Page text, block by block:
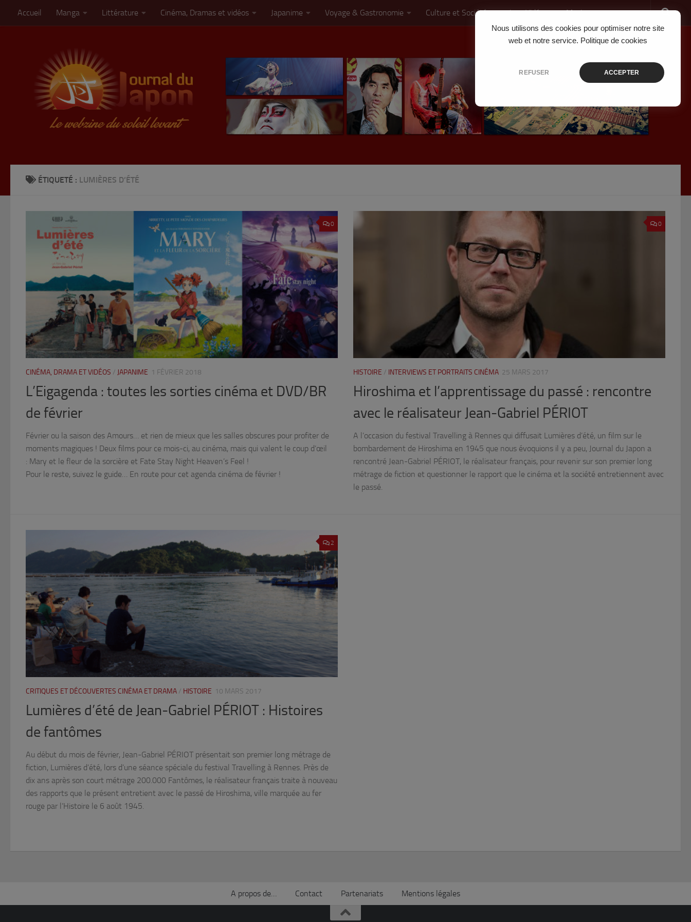
Nous utilisons des cookies pour optimiser notre site
web et notre service. Politique de cookies
REFUSER ACCEPTER
Skip to content
Accueil Manga Littérature Cinéma, Dramas et vidéos Japanime Voyage & Gastronomie Culture et Société Jeux Vidéo Musique
ÉTIQUETÉ : LUMIÈRES D’ÉTÉ
0
CINÉMA, DRAMA ET VIDÉOS / JAPANIME 1 FÉVRIER 2018
L’Eigagenda : toutes les sorties cinéma et DVD/BR
de février
Février ou la saison des Amours… et rien de mieux que les salles obscures pour profiter de
moments magiques ! Deux films pour ce mois-ci, au cinéma, mais qui valent le coup d’œil
: Mary et le fleur de la sorcière et Fate Stay Night Heaven’s Feel !
Pour le reste, suivez le guide… En route pour cet agenda cinéma de février !
0
HISTOIRE / INTERVIEWS ET PORTRAITS CINÉMA 25 MARS 2017
Hiroshima et l’apprentissage du passé : rencontre
avec le réalisateur Jean-Gabriel PÉRIOT
A l’occasion du festival Travelling à Rennes qui diffusait Lumières d’été, un film sur le
bombardement de Hiroshima en 1945 que nous évoquions il y a peu, Journal du Japon a
rencontré Jean-Gabriel PÉRIOT, le réalisateur français, pour revenir sur son premier long
métrage de fiction et questionner le rapport que le cinéma et la société entretiennent avec
le passé.
2
CRITIQUES ET DÉCOUVERTES CINÉMA ET DRAMA / HISTOIRE 10 MARS 2017
Lumières d’été de Jean-Gabriel PÉRIOT : Histoires
de fantômes
Au début du mois de février, Jean-Gabriel PÉRIOT présentait son premier long métrage de
fiction, Lumières d’été, lors d’une séance spéciale du festival Travelling à Rennes. Près de
dix ans après son court métrage 200.000 Fantômes, le réalisateur français traite à nouveau
des rapports que le présent entretient avec le passé de Hiroshima, ville marquée au fer
rouge par l’Histoire le 6 août 1945.
A propos de… Contact Partenariats Mentions légales